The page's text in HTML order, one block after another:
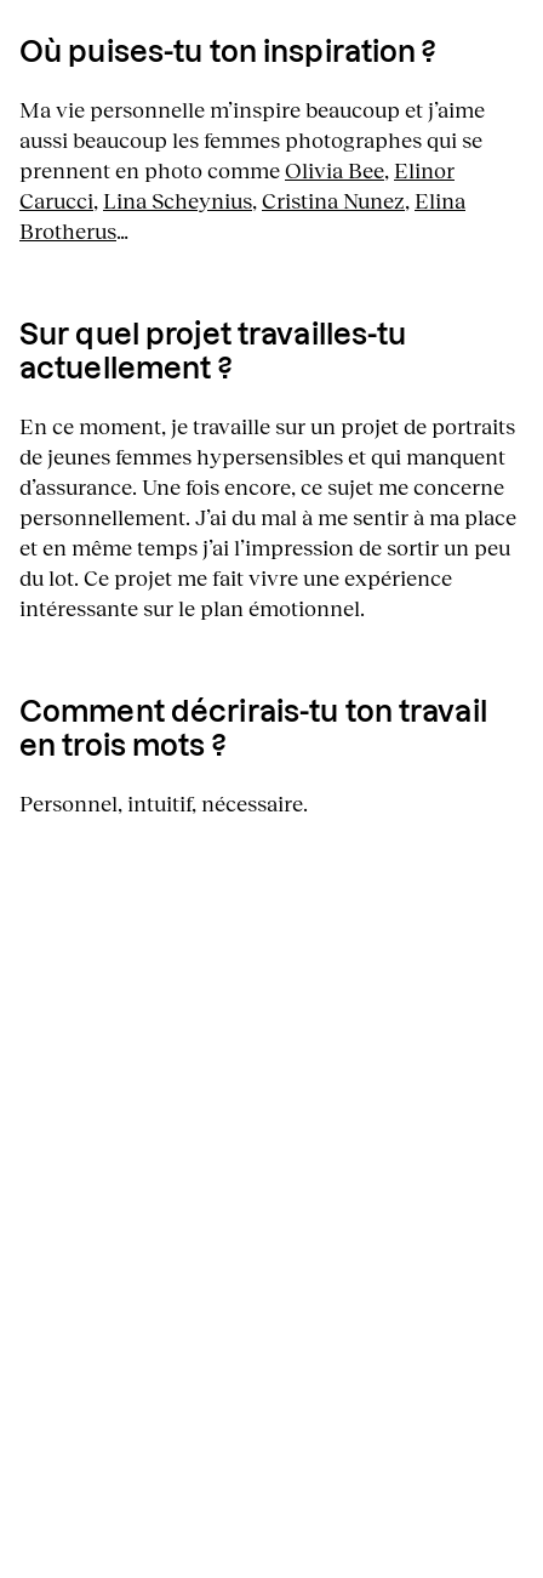
Où puises-tu ton inspiration ?
Ma vie personnelle m’inspire beaucoup et j’aime
aussi beaucoup les femmes photographes qui se
prennent en photo commeOlivia Bee, Elinor
Carucci, Lina Scheynius,Cristina Nunez, Elina
Brotherus…
Sur quel projet travailles-tu
actuellement ?
En ce moment, je travaille sur un projet de portraits
de jeunes femmes hypersensibles et qui manquent
d’assurance. Une fois encore, ce sujet me concerne
personnellement. J’ai du mal à me sentir à ma place
et en même temps j’ai l’impression de sortir un peu
du lot. Ce projet me fait vivre une expérience
intéressante sur le plan émotionnel.
Comment décrirais-tu ton travail
en trois mots ?
Personnel, intuitif, nécessaire.